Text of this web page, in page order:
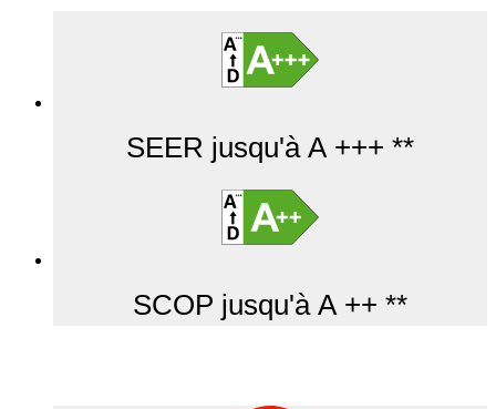
SEER jusqu'à A +++ **
SCOP jusqu'à A ++ **